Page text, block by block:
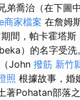
弟喬治（在下圖
商家檔案 在詹姆
間，帕卡霍塔
）的名字受洗
John 撥筋 新竹
照 根據故事，婚
著Pohatan部落